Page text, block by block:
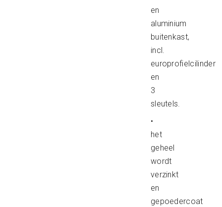
en
aluminium
buitenkast,
incl.
europrofielcilinder
en
3
sleutels.
•
het
geheel
wordt
verzinkt
en
gepoedercoat